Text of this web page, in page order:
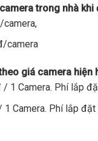
trong nhà
camera,
camera
giá camera hiện
1 Camera. Phí lắp
Camera. Phí lắp đặt